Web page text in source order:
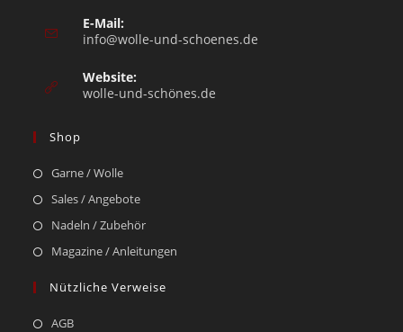
E-Mail:
info@wolle-und-schoenes.de
Website:
wolle-und-schönes.de
Shop
Garne / Wolle
Sales / Angebote
Nadeln / Zubehör
Magazine / Anleitungen
Nützliche Verweise
AGB